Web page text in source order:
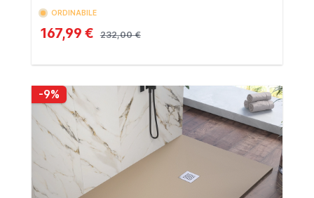
ORDINABILE
167,99 € 232,00 €
-9%